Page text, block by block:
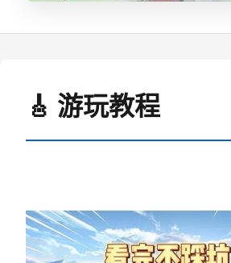
🎸 游玩教程